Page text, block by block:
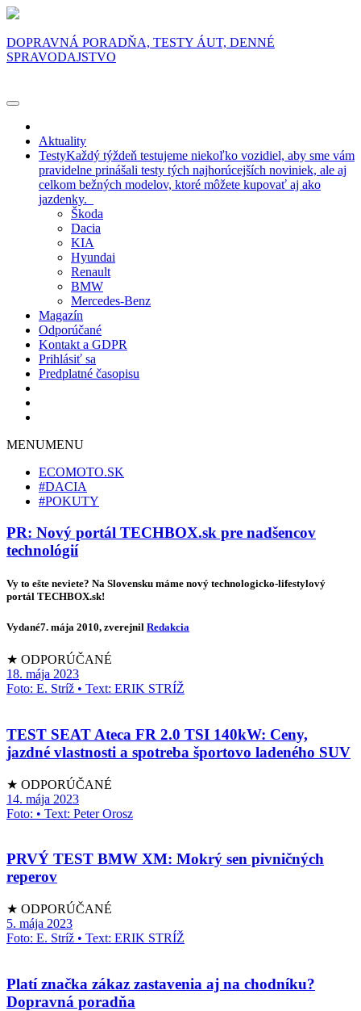
DOPRAVNÁ PORADŇA, TESTY ÁUT, DENNÉ
SPRAVODAJSTVO
Aktuality
TestyKaždý týždeň testujeme niekoľko vozidiel, aby sme vám
pravidelne prinášali testy tých najhorúcejších noviniek, ale aj
celkom bežných modelov, ktoré môžete kupovať aj ako
jazdenky.
Škoda
Dacia
KIA
Hyundai
Renault
BMW
Mercedes-Benz
Magazín
Odporúčané
Kontakt a GDPR
Prihlásiť sa
Predplatné časopisu
MENUMENU
ECOMOTO.SK
#DACIA
#POKUTY
PR: Nový portál TECHBOX.sk pre nadšencov
technológií
Vy to ešte neviete? Na Slovensku máme nový technologicko-lifestylový
portál TECHBOX.sk!
Vydané7. mája 2010, zverejnil Redakcia
★ ODPORÚČANÉ
18. mája 2023
Foto: E. Stríž • Text: ERIK STRÍŽ
TEST SEAT Ateca FR 2.0 TSI 140kW: Ceny,
jazdné vlastnosti a spotreba športovo ladeného SUV
★ ODPORÚČANÉ
14. mája 2023
Foto: • Text: Peter Orosz
PRVÝ TEST BMW XM: Mokrý sen pivničných
reperov
★ ODPORÚČANÉ
5. mája 2023
Foto: E. Stríž • Text: ERIK STRÍŽ
Platí značka zákaz zastavenia aj na chodníku?
Dopravná poradňa